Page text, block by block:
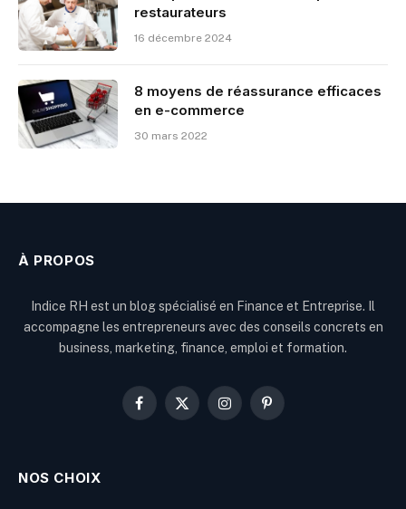
restaurateurs
16 décembre 2024
8 moyens de réassurance efficaces
en e-commerce
30 mars 2022
À PROPOS
Indice RH est un blog spécialisé en Finance et Entreprise. Il
accompagne les entrepreneurs avec des conseils concrets en
business, marketing, finance, emploi et formation.
Facebook
X
InstagramPinterest
NOS CHOIX